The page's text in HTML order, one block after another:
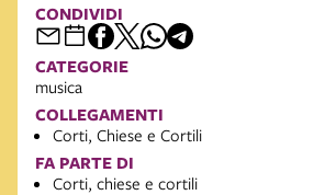
CONDIVIDI
CATEGORIE
musica
COLLEGAMENTI
Corti, Chiese e Cortili
FA PARTE DI
Corti, chiese e cortili